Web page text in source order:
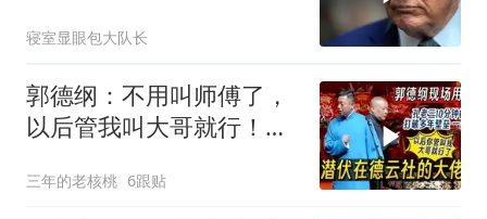
寝室显眼包大队长
郭德纲：不用叫师傅了，
以后管我叫大哥就行！孔
三年的老核桃 6跟贴